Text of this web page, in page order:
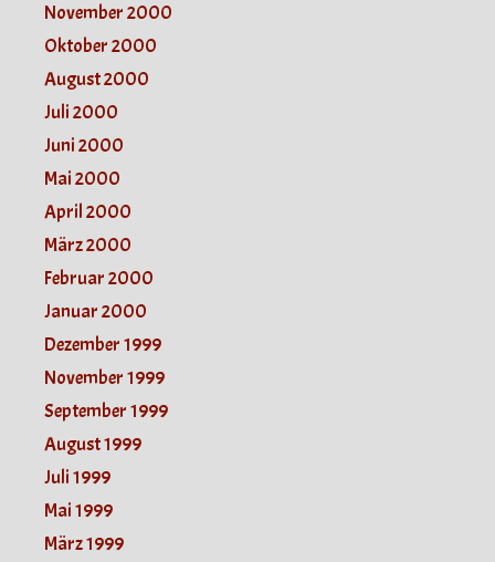
November 2000
Oktober 2000
August 2000
Juli 2000
Juni 2000
Mai 2000
April 2000
März 2000
Februar 2000
Januar 2000
Dezember 1999
November 1999
September 1999
August 1999
Juli 1999
Mai 1999
März 1999